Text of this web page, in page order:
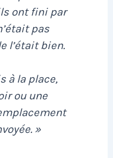
ont fini par
pas
l’était bien.
à la place,
ou une
»